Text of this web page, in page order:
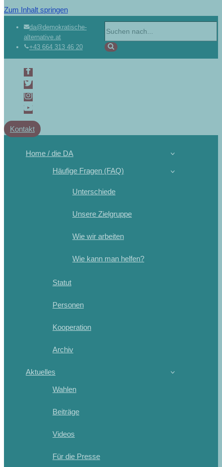
Zum Inhalt springen
da@demokratische-
alternative.at
+43 664 313 46 20
Kontakt
Home / die DA
Häufige Fragen (FAQ)
Unterschiede
Unsere Zielgruppe
Wie wir arbeiten
Wie kann man helfen?
Statut
Personen
Kooperation
Archiv
Aktuelles
Wahlen
Beiträge
Videos
Für die Presse